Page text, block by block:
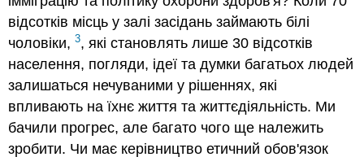
відсотків місць у залі засідань займають білі
чоловіки,3, які становлять лише 30 відсотків
населення, погляди, ідеї та думки багатьох людей
залишаться нечуваними у рішеннях, які
впливають на їхнє життя та життєдіяльність. Ми
бачили прогрес, але багато чого ще належить
зробити. Чи має керівництво етичний обов'язок